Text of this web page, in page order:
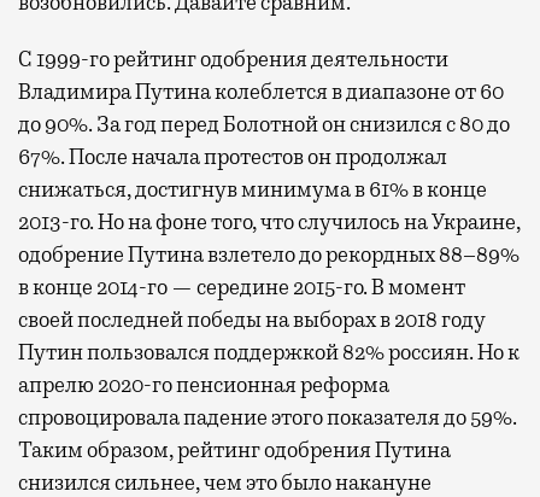
С 1999-го рейтинг одобрения деятельности
Владимира Путина колеблется в диапазоне от 60
до 90%. За год перед Болотной он снизился с 80 до
67%. После начала протестов он продолжал
снижаться, достигнув минимума в 61% в конце
2013-го. Но на фоне того, что случилось на Украине,
одобрение Путина взлетело до рекордных 88–89%
в конце 2014-го — середине 2015-го. В момент
своей последней победы на выборах в 2018 году
Путин пользовался поддержкой 82% россиян. Но к
апрелю 2020-го пенсионная реформа
спровоцировала падение этого показателя до 59%.
Таким образом, рейтинг одобрения Путина
снизился сильнее, чем это было накануне